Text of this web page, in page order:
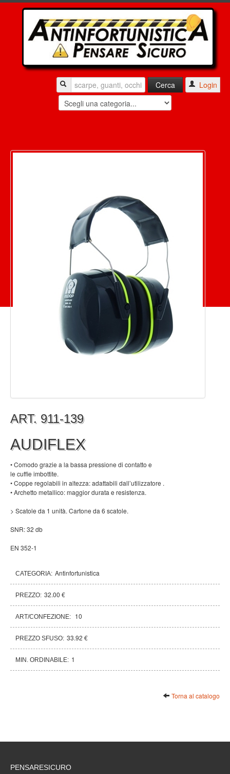
Login
ART. 911-139
AUDIFLEX
• Comodo grazie a la bassa pressione di contatto e
le cuffie imbottite.
• Coppe regolabili in altezza: adattabili dall’utilizzatore .
• Archetto metallico: maggior durata e resistenza.
> Scatole da 1 unità. Cartone da 6 scatole.
SNR: 32 db
EN 352-1
CATEGORIA: Antinfortunistica
PREZZO: 32.00 €
ART/CONFEZIONE: 10
PREZZO SFUSO: 33.92 €
MIN. ORDINABILE: 1
Torna al catalogo
PENSARESICURO